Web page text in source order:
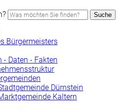
Suche
Bürgermeisters
- Daten - Fakten
Dürnstein
Kaltern